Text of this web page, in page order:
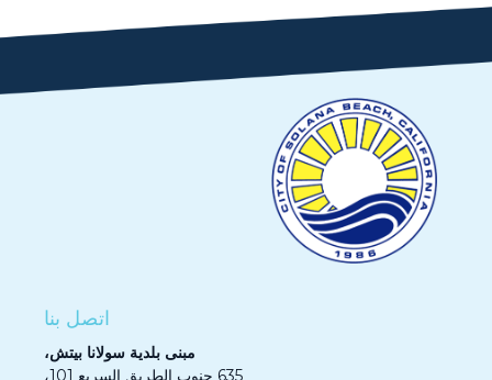
اتصل بنا
مبنى بلدية سولانا بيتش،
635 جنوب الطريق السريع 101،